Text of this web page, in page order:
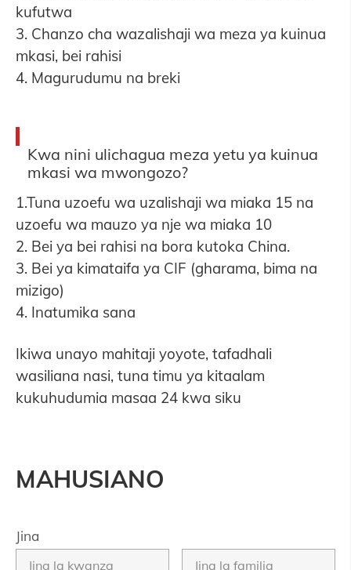
kufutwa
3. Chanzo cha wazalishaji wa meza ya kuinua
mkasi, bei rahisi
4. Magurudumu na breki
Kwa nini ulichagua meza yetu ya kuinua
mkasi wa mwongozo?
1.Tuna uzoefu wa uzalishaji wa miaka 15 na
uzoefu wa mauzo ya nje wa miaka 10
2. Bei ya bei rahisi na bora kutoka China.
3. Bei ya kimataifa ya CIF (gharama, bima na
mizigo)
4. Inatumika sana
Ikiwa unayo mahitaji yoyote, tafadhali
wasiliana nasi, tuna timu ya kitaalam
kukuhudumia masaa 24 kwa siku
MAHUSIANO
Jina